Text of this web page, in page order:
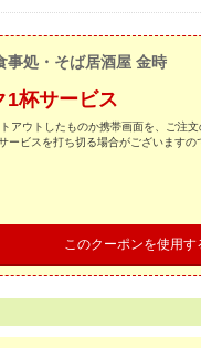
事処・そば居酒屋 金時
1杯サービス
ウトしたものか携帯画面を、ご注
ビスを打ち切る場合がございますの
このクーポンを使用す